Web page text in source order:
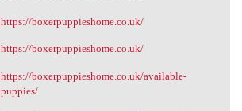
https://boxerpuppieshome.co.uk/
https://boxerpuppieshome.co.uk/
https://boxerpuppieshome.co.uk/available-
puppies/